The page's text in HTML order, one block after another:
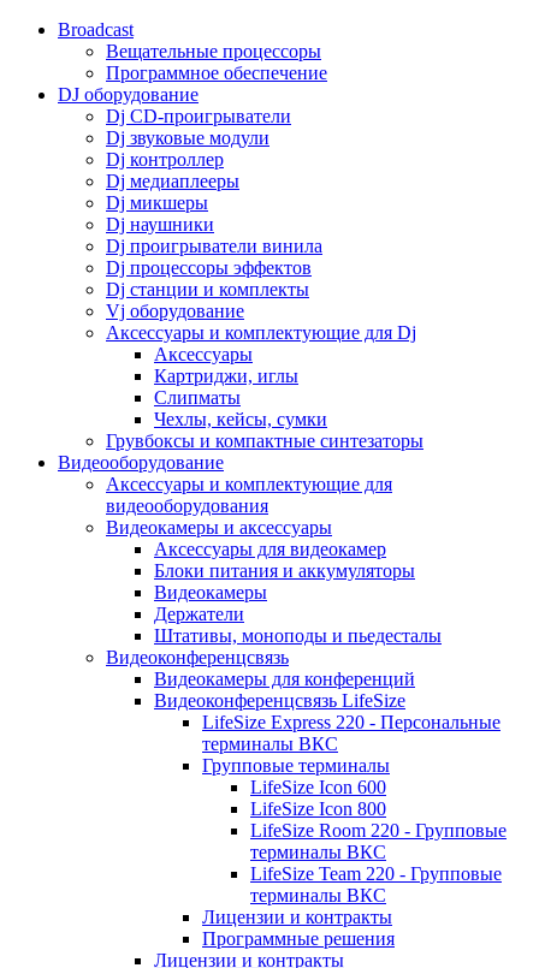
Broadcast
Вещательные процессоры
Программное обеспечение
DJ оборудование
Dj CD-проигрыватели
Dj звуковые модули
Dj контроллер
Dj медиаплееры
Dj микшеры
Dj наушники
Dj проигрыватели винила
Dj процессоры эффектов
Dj станции и комплекты
Vj оборудование
Аксессуары и комплектующие для Dj
Аксессуары
Картриджи, иглы
Слипматы
Чехлы, кейсы, сумки
Грувбоксы и компактные синтезаторы
Видеооборудование
Аксессуары и комплектующие для
видеооборудования
Видеокамеры и аксессуары
Аксессуары для видеокамер
Блоки питания и аккумуляторы
Видеокамеры
Держатели
Штативы, моноподы и пьедесталы
Видеоконференцсвязь
Видеокамеры для конференций
Видеоконференцсвязь LifeSize
LifeSize Express 220 - Персональные
терминалы ВКС
Групповые терминалы
LifeSize Icon 600
LifeSize Icon 800
LifeSize Room 220 - Групповые
терминалы ВКС
LifeSize Team 220 - Групповые
терминалы ВКС
Лицензии и контракты
Программные решения
Лицензии и контракты